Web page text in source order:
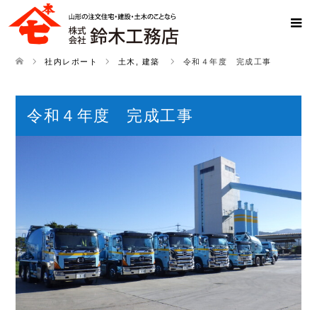
社内レポート 土木 建築 令和４年度 完成工事
令和４年度 完成工事